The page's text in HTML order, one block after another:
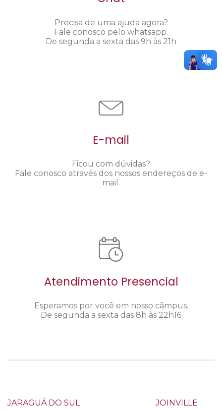
Precisa de uma ajuda agora?
Fale conosco pelo whatsapp.
De segunda a sexta das 9h às 21h
E-mail
Ficou com dúvidas?
Fale conosco através dos nossos endereços de e-
mail.
Atendimento Presencial
Esperamos por você em nosso câmpus.
De segunda a sexta das 8h às 22h16
JARAGUÁ DO SUL JOINVILLE